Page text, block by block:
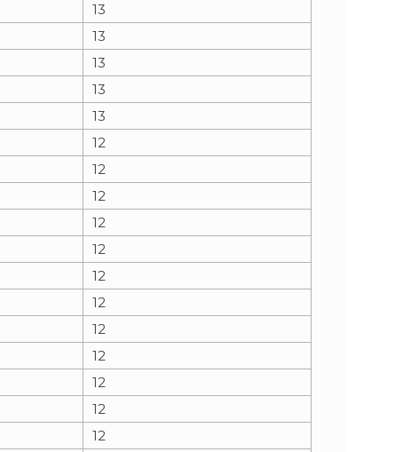
13
13
13
13
13
12
12
12
12
12
12
12
12
12
12
12
12